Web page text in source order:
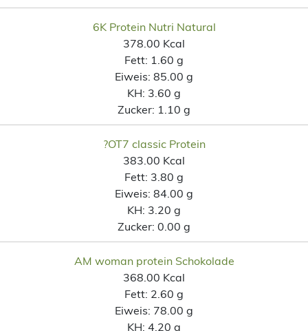
6K Protein Nutri Natural
378.00 Kcal
Fett: 1.60 g
Eiweis: 85.00 g
KH: 3.60 g
Zucker: 1.10 g
?OT7 classic Protein
383.00 Kcal
Fett: 3.80 g
Eiweis: 84.00 g
KH: 3.20 g
Zucker: 0.00 g
AM woman protein Schokolade
368.00 Kcal
Fett: 2.60 g
Eiweis: 78.00 g
KH: 4.20 g